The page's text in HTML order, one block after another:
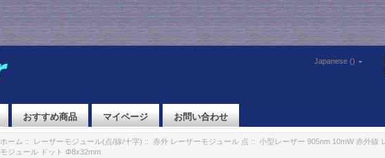
Japanese ()
おすすめ商品 マイページ お問い合わせ
ホーム :: レーザーモジュール(点/線/十字) :: 赤外 レーザーモジュール 点 :: 小型レーザー 905nm 10mW 赤外線
モジュール ドット Φ8x32mm